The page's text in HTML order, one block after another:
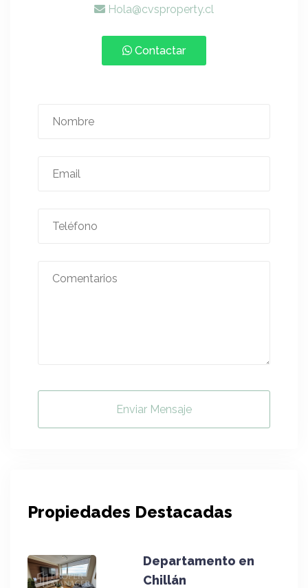
Hola@cvsproperty.cl
Contactar
Enviar Mensaje
Propiedades Destacadas
Departamento en
Chillán